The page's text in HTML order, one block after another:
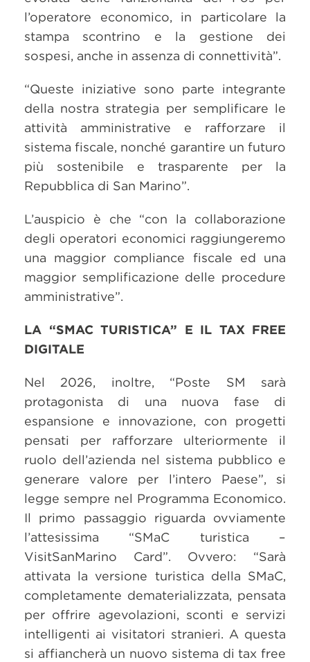
l’operatore economico, in particolare la
stampa scontrino e la gestione dei
sospesi, anche in assenza di connettività”.
“Queste iniziative sono parte integrante
della nostra strategia per semplificare le
attività amministrative e rafforzare il
sistema fiscale, nonché garantire un futuro
più sostenibile e trasparente per la
Repubblica di San Marino”.
L’auspicio è che “con la collaborazione
degli operatori economici raggiungeremo
una maggior compliance fiscale ed una
maggior semplificazione delle procedure
amministrative”.
LA “SMAC TURISTICA” E IL TAX FREE
DIGITALE
Nel 2026, inoltre, “Poste SM sarà
protagonista di una nuova fase di
espansione e innovazione, con progetti
pensati per rafforzare ulteriormente il
ruolo dell’azienda nel sistema pubblico e
generare valore per l’intero Paese”, si
legge sempre nel Programma Economico.
Il primo passaggio riguarda ovviamente
l’attesissima “SMaC turistica –
VisitSanMarino Card”. Ovvero: “Sarà
attivata la versione turistica della SMaC,
completamente dematerializzata, pensata
per offrire agevolazioni, sconti e servizi
intelligenti ai visitatori stranieri. A questa
si affiancherà un nuovo sistema di tax free